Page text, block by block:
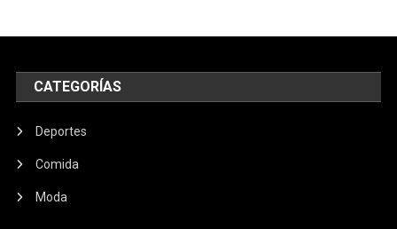
CATEGORÍAS
Deportes
Comida
Moda